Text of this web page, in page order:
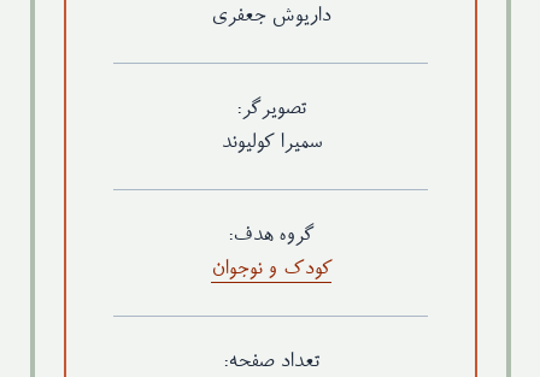
داریوش جعفری
تصویرگر:
سمیرا کولیوند
گروه هدف:
کودک و نوجوان
تعداد صفحه: